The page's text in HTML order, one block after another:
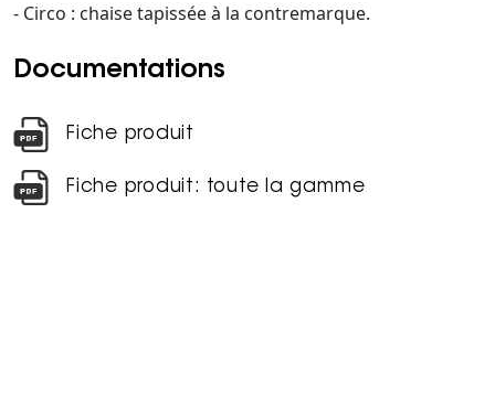
- Circo : chaise tapissée à la contremarque.
Documentations
Fiche produit
Fiche produit: toute la gamme